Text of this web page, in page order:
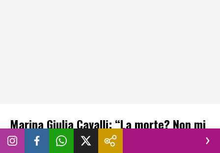
Marina Giulia Cavalli: “La morte? Non mi
spaventa”